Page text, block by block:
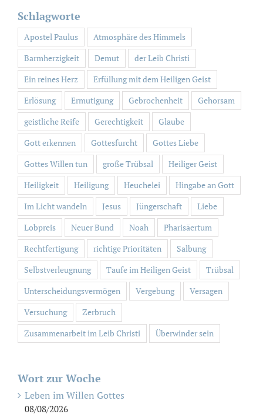
Schlagworte
Apostel Paulus
Atmosphäre des Himmels
Barmherzigkeit
Demut
der Leib Christi
Ein reines Herz
Erfüllung mit dem Heiligen Geist
Erlösung
Ermutigung Gebrochenheit
Gehorsam
geistliche Reife
Gerechtigkeit
Glaube
Gott erkennen
Gottesfurcht
Gottes Liebe
Gottes Willen tun
große Trübsal
Heiliger Geist
Heiligkeit
Heiligung Heuchelei
Hingabe an Gott
Im Licht wandeln
Jesus Jüngerschaft
Liebe
Lobpreis
Neuer Bund Noah
Pharisäertum
Rechtfertigung
richtige Prioritäten
Salbung
Selbstverleugnung
Taufe im Heiligen Geist
Trübsal
Unterscheidungsvermögen
Vergebung
Versagen
Versuchung
Zerbruch
Zusammenarbeit im Leib Christi
Überwinder sein
Wort zur Woche
Leben im Willen Gottes
08/08/2026